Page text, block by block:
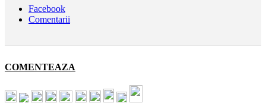
Facebook
Comentarii
COMENTEAZA